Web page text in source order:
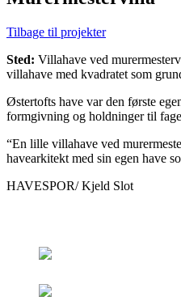
Tilbage til projekter
Sted: Villahave ved
villahave med kvadratet som
Østertofts have var den første
formgivning og holdninger til
“En lille villahave ved
havearkitekt med sin egen have
HAVESPOR/ Kjeld Slot